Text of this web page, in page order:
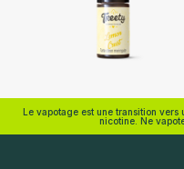
Le vapotage est une transition vers
nicotine. Ne